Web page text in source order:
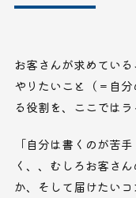
お客さんが求めてい
やりたいこと（＝自
る役割を、ここではラ
「自分は書くのが苦
く、、むしろお客さ
か、そして届けたい